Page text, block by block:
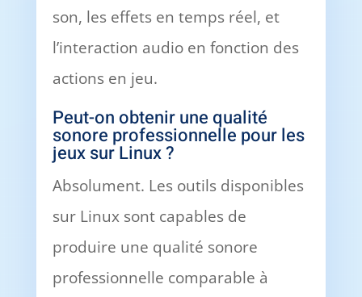
son, les effets en temps réel, et
l’interaction audio en fonction des
actions en jeu.
Peut-on obtenir une qualité
sonore professionnelle pour les
jeux sur Linux ?
Absolument. Les outils disponibles
sur Linux sont capables de
produire une qualité sonore
professionnelle comparable à